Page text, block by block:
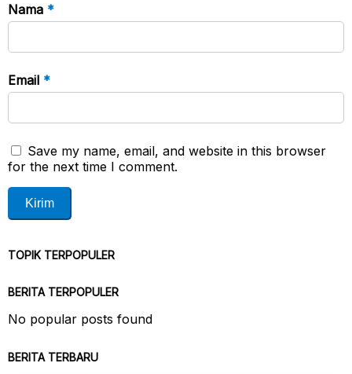
Nama *
Email *
Save my name, email, and website in this browser
for the next time I comment.
TOPIK TERPOPULER
BERITA TERPOPULER
No popular posts found
BERITA TERBARU